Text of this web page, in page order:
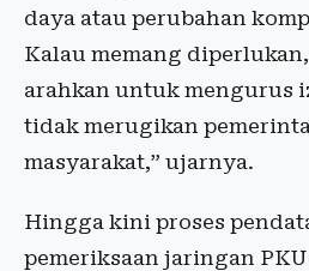
daya atau perubahan
Kalau memang
arahkan untuk mengurus
tidak merugikan
masyarakat,” ujarnya.
Hingga kini proses
pemeriksaan jaringan